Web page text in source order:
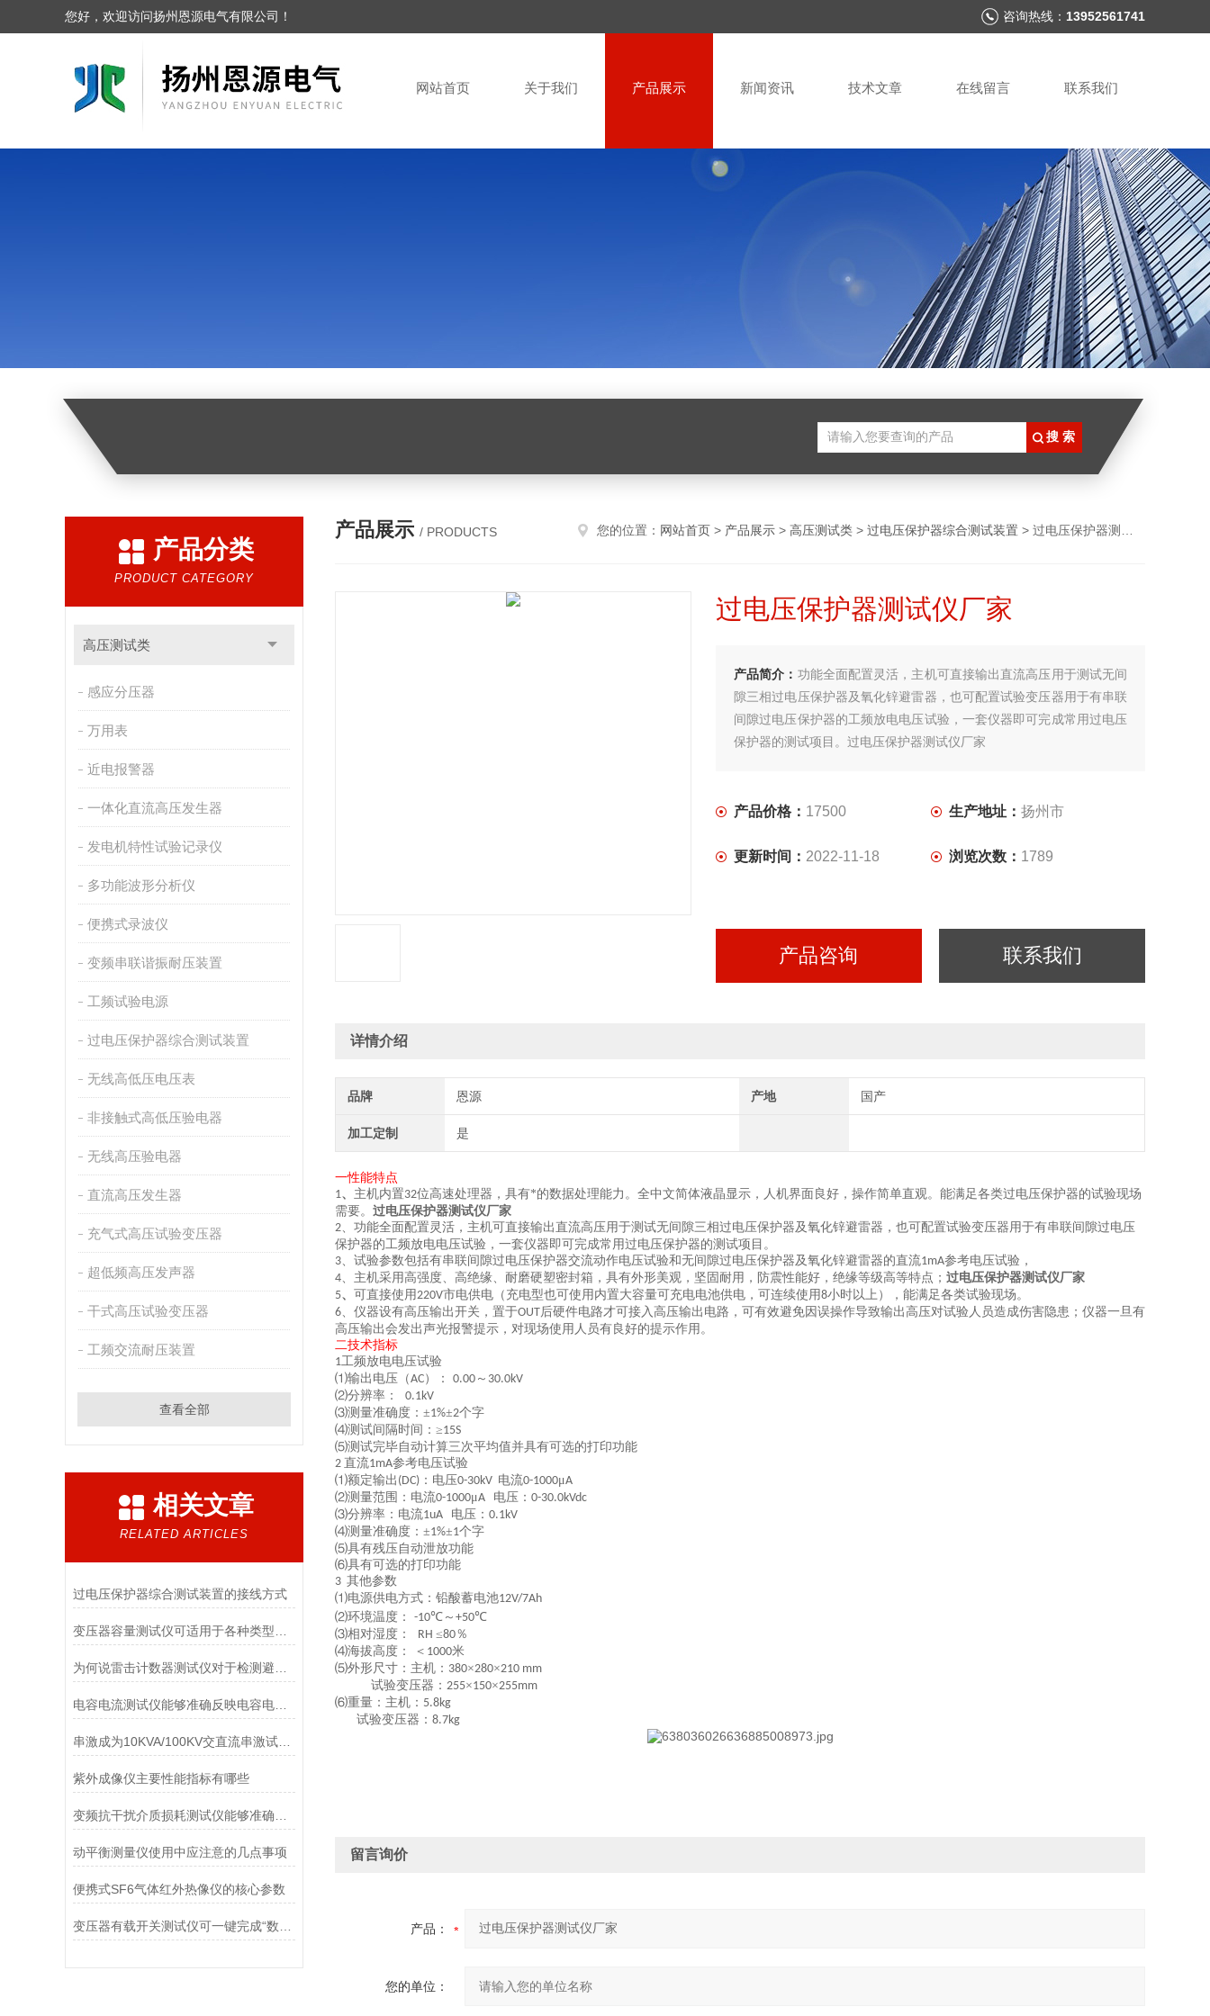
您好，欢迎访问扬州恩源电气有限公司！ 咨询热线： 13952561741
网站首页 关于我们 产品展示 新闻资讯 技术文章 在线留言 联系我们
产品分类
PRODUCT CATEGORY
高压测试类
感应分压器
万用表
近电报警器
一体化直流高压发生器
发电机特性试验记录仪
多功能波形分析仪
便携式录波仪
变频串联谐振耐压装置
工频试验电源
过电压保护器综合测试装置
无线高低压电压表
非接触式高低压验电器
无线高压验电器
直流高压发生器
充气式高压试验变压器
超低频高压发声器
干式高压试验变压器
工频交流耐压装置
查看全部
相关文章
RELATED ARTICLES
过电压保护器综合测试装置的接线方式
电容电流测试仪能够准确反映电容电流的真实情况
串激成为10KVA/100KV交直流串激试验变压器该怎样配置
紫外成像仪主要性能指标有哪些
动平衡测量仪使用中应注意的几点事项
便携式SF6气体红外热像仪的核心参数
产品展示 / PRODUCTS 您的位置： 网站首页 > 产品展示 > 高压测试类 > 过电压保护器综合测试装置 > 过电压保护器测试仪厂家
过电压保护器测试仪厂家
产品简介： 功能全面配置灵活，主机可直接输出直流高压用于测试无间
隙三相过电压保护器及氧化锌避雷器，也可配置试验变压器用于有串联
间隙过电压保护器的工频放电电压试验，一套仪器即可完成常用过电压
保护器的测试项目。过电压保护器测试仪厂家
产品价格： 17500 生产地址： 扬州市
更新时间： 2022-11-18 浏览次数： 1789
产品咨询 联系我们
详情介绍
品牌 恩源 产地 国产
加工定制 是
一性能特点
1、 主机内置32位高速处理器，具有*的数据处理能力。全中文简体液晶显示，人机界面良好，操作简单直观。能满足各类过电压保护器的试验现场
需要。 过电压保护器测试仪厂家
2、 功能全面配置灵活，主机可直接输出直流高压用于测试无间隙三相过电压保护器及氧化锌避雷器，也可配置试验变压器用于有串联间隙过电压
保护器的工频放电电压试验，一套仪器即可完成常用过电压保护器的测试项目。
3、 试验参数包括有串联间隙过电压保护器交流动作电压试验和无间隙过电压保护器及氧化锌避雷器的直流1mA参考电压试验，
4、 主机采用高强度、高绝缘、耐磨硬塑密封箱，具有外形美观，坚固耐用，防震性能好，绝缘等级高等特点； 过电压保护器测试仪厂家
5、 可直接使用220V市电供电 （充电型也可使用内置大容量可充电电池供电，可连续使用8小时以上 ）
，能满足各类试验现场。
6、 仪器设有高压输出开关，置于OUT后硬件电路才可接入高压输出电路，可有效避免因误操作导致输出高压对试验人员造成伤害隐患；仪器一旦有
高压输出会发出声光报警提示，对现场使用人员有良好的提示作用。
二技术指标
1工频放电电压试验
⑴输出电压（AC）： 0.00 ～ 30.0kV
⑵分辨率： 0.1kV
⑶测量准确度：±1%±2个字
⑷测试间隔时间：≥15S
⑸测试完毕自动计算三次平均值并具有可选的打印功能
2 直流1mA参考电压试验
⑴额定输出 (DC) ：电压0-30kV 电流0-1000μA
⑵测量范围：电流0-1000μA 电压： 0-30.0kVdc
⑶分辨率：电流1uA 电压： 0.1kV
⑷测量准确度：±1%±1个字
⑸具有残压自动泄放功能
⑹具有可选的打印功能
3 其他参数
⑴电源供电方式：铅酸蓄电池12V/7Ah
⑵环境温度： -10℃～ +50℃
⑶相对湿度： RH ≤80％
⑷海拔高度： ＜ 1000米
⑸外形尺寸：主机： 380×280×210 mm
试验变压器： 255×150×255mm
⑹重量：主机： 5.8kg
试验变压器： 8.7kg
留言询价
产品：
您的单位：